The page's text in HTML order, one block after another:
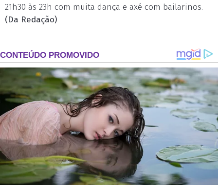
21h30 às 23h com muita dança e axé com bailarinos.
(Da Redação)